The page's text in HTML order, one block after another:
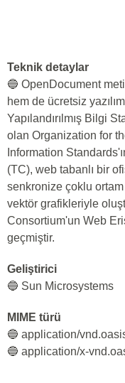
Teknik detaylar
🔵 OpenDocument
hem de ücretsiz
Yapılandırılmış Bilgi
olan Organization for
Information
(TC), web tabanlı bir
senkronize çoklu
vektör grafikleriyle
Consortium'un Web
geçmiştir.
Geliştirici
🔵 Sun Microsystems
MIME türü
🔵 application/
🔵 application/x-